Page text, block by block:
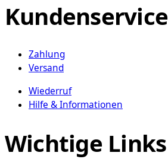
Kundenservice
Zahlung
Versand
Wiederruf
Hilfe & Informationen
Wichtige Links